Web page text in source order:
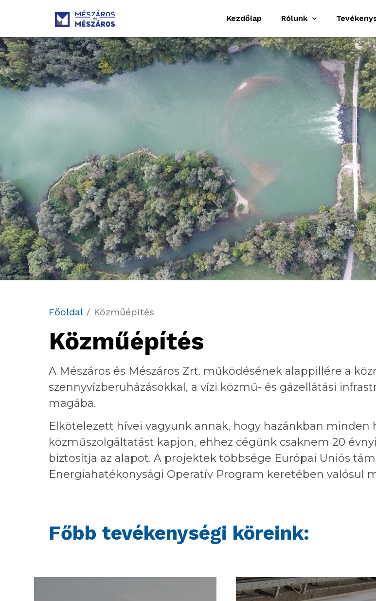
Kezdőlap Rólunk
Főoldal/ Közműépítés
Közműépítés
A Mészáros és Mészáros Zrt. működésének alappillére a
szennyvízberuházásokkal, a vízi közmű- és gázellátási
magába.
Elkötelezett hívei vagyunk annak, hogy hazánkban
közműszolgáltatást kapjon, ehhez cégünk csaknem 20
biztosítja az alapot. A projektek többsége Európai Uniós
Energiahatékonysági Operatív Program keretében valósul
Főbb tevékenységi köreink: